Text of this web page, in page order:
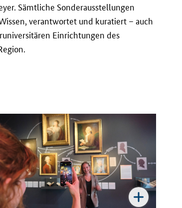
Sämtliche Sonderausstellungen
verantwortet und kuratiert – auch
Einrichtungen des